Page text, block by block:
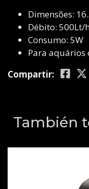
Dimensões:
Débito: 500Lt/
Consumo: 5W
Para
Compartir:
También